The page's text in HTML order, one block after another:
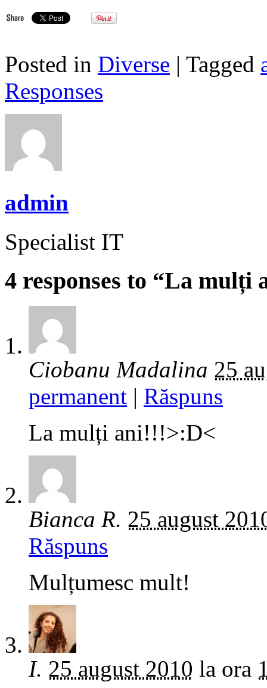
Posted in Diverse | Tagged
Responses
admin
Specialist IT
4 responses to “La mulți
Ciobanu Madalina 25
permanent | Răspuns
La mulți ani!!!>:D<
Bianca R. 25 august
Răspuns
Mulțumesc mult!
I. 25 august 2010 la ora